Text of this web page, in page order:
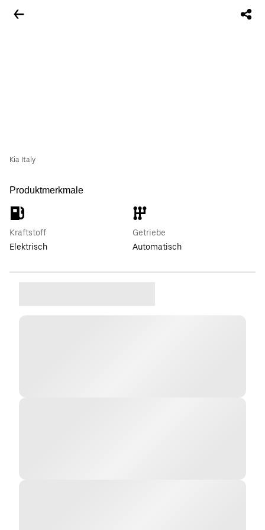
Kia Italy
Produktmerkmale
Kraftstoff
Elektrisch
Getriebe
Automatisch